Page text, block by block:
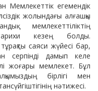
Мемлекеттік егемендік
жолындағы алғашқы
мемлекеттіліктің
кезең болды.
саяси жүйесі бар,
серпінді дамып келе
жоғары мемлекет. Бұл
бірлігі мен
нәтижесі.